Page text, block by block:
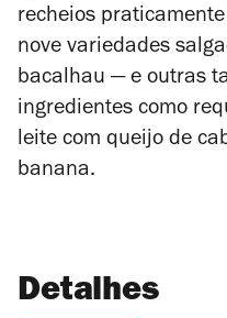
recheios
nove variedades
bacalhau — e outras
ingredientes como
leite com queijo de
banana.
Detalhes